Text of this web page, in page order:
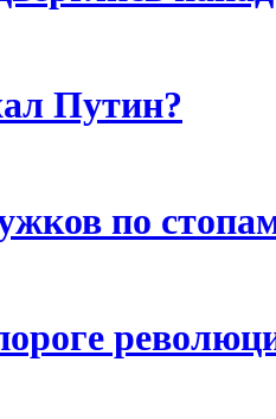
Путин?
по